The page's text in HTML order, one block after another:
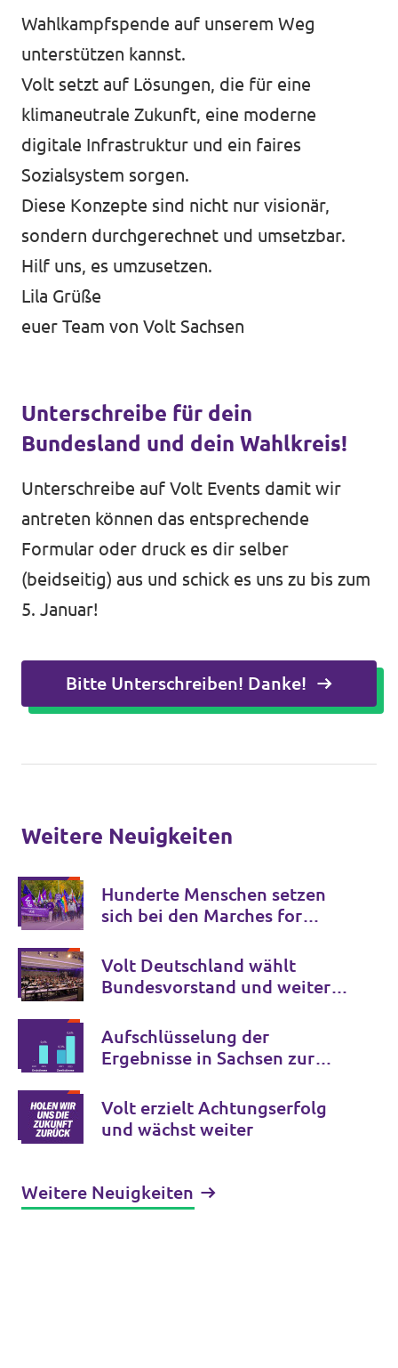
Wahlkampfspende auf unserem Weg
unterstützen kannst.
Volt setzt auf Lösungen, die für eine
klimaneutrale Zukunft, eine moderne
digitale Infrastruktur und ein faires
Sozialsystem sorgen.
Diese Konzepte sind nicht nur visionär,
sondern durchgerechnet und umsetzbar.
Hilf uns, es umzusetzen.
Lila Grüße
euer Team von Volt Sachsen
Unterschreibe für dein
Bundesland und dein Wahlkreis!
Unterschreibe auf Volt Events damit wir
antreten können das entsprechende
Formular oder druck es dir selber
(beidseitig) aus und schick es uns zu bis zum
5. Januar!
Bitte Unterschreiben! Danke!
Weitere Neuigkeiten
Hunderte Menschen setzen
sich bei den Marches for
Grenzkontrollen in Europa ein
Volt Deutschland wählt
Bundesvorstand und weitere
kommenden Jahre
Aufschlüsselung der
Ergebnisse in Sachsen zur
Volt erzielt Achtungserfolg
und wächst weiter
Weitere Neuigkeiten